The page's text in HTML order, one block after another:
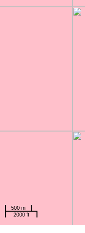
500 m
2000 ft